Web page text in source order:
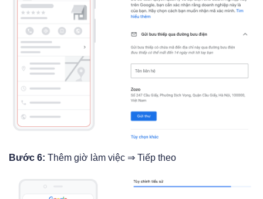
Bước 6: Thêm giờ làm việc ⇒ Tiếp theo